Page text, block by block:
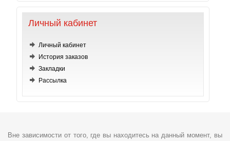
Личный кабинет
Личный кабинет
История заказов
Закладки
Рассылка
Вне зависимости от того, где вы находитесь на данный момент, вы